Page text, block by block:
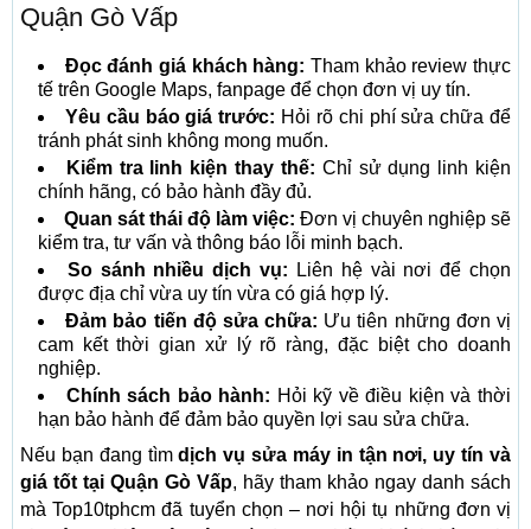
Quận Gò Vấp
Đọc đánh giá khách hàng: Tham khảo review thực
tế trên Google Maps, fanpage để chọn đơn vị uy tín.
Yêu cầu báo giá trước: Hỏi rõ chi phí sửa chữa để
tránh phát sinh không mong muốn.
Kiểm tra linh kiện thay thế: Chỉ sử dụng linh kiện
chính hãng, có bảo hành đầy đủ.
Quan sát thái độ làm việc: Đơn vị chuyên nghiệp sẽ
kiểm tra, tư vấn và thông báo lỗi minh bạch.
So sánh nhiều dịch vụ: Liên hệ vài nơi để chọn
được địa chỉ vừa uy tín vừa có giá hợp lý.
Đảm bảo tiến độ sửa chữa: Ưu tiên những đơn vị
cam kết thời gian xử lý rõ ràng, đặc biệt cho doanh
nghiệp.
Chính sách bảo hành: Hỏi kỹ về điều kiện và thời
hạn bảo hành để đảm bảo quyền lợi sau sửa chữa.
Nếu bạn đang tìmdịch vụ sửa máy in tận nơi, uy tín và
giá tốt tại Quận Gò Vấp, hãy tham khảo ngay danh sách
mà Top10tphcm đã tuyển chọn – nơi hội tụ những đơn vị